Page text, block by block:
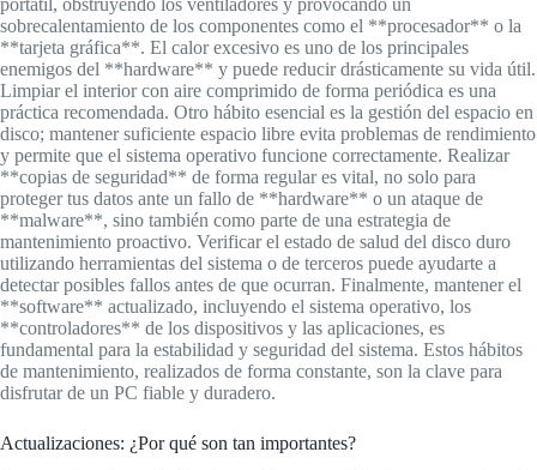
sobrecalentamiento de los componentes como el **procesador** o la
**tarjeta gráfica**. El calor excesivo es uno de los principales
enemigos del **hardware** y puede reducir drásticamente su vida útil.
Limpiar el interior con aire comprimido de forma periódica es una
práctica recomendada. Otro hábito esencial es la gestión del espacio en
disco; mantener suficiente espacio libre evita problemas de rendimiento
y permite que el sistema operativo funcione correctamente. Realizar
**copias de seguridad** de forma regular es vital, no solo para
proteger tus datos ante un fallo de **hardware** o un ataque de
**malware**, sino también como parte de una estrategia de
mantenimiento proactivo. Verificar el estado de salud del disco duro
utilizando herramientas del sistema o de terceros puede ayudarte a
detectar posibles fallos antes de que ocurran. Finalmente, mantener el
**software** actualizado, incluyendo el sistema operativo, los
**controladores** de los dispositivos y las aplicaciones, es
fundamental para la estabilidad y seguridad del sistema. Estos hábitos
de mantenimiento, realizados de forma constante, son la clave para
disfrutar de un PC fiable y duradero.
Actualizaciones: ¿Por qué son tan importantes?